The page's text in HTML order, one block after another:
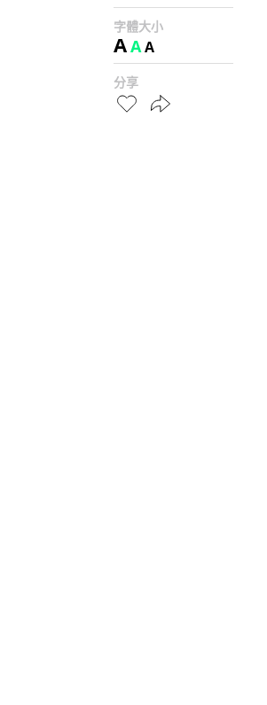
字體大小
AAA
分享